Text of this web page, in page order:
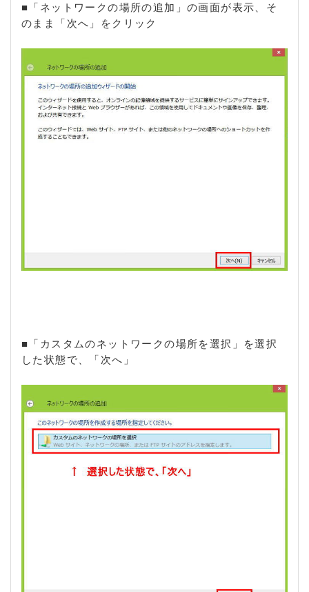
■「ネットワークの場所の追加」の画面が表示、そ
のまま「次へ」をクリック
■「カスタムのネットワークの場所を選択」を選択
した状態で、「次へ」